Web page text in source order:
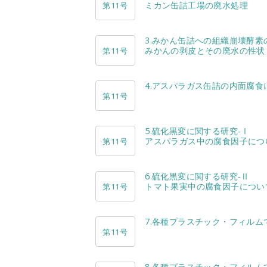
第11号
ミカン缶詰工場の廃水処理
第11号
3.みかん缶詰への組織崩壊酵素
みかんの剥皮とその廃水の性状
第11号
4.アスパラガス缶詰の内面腐食
第11号
5.硫化黒変に関する研究-Ⅰ
アスパラガス中の腐食因子に
第11号
6.硫化黒変に関する研究-Ⅱ
トマト果実中の腐食因子につ
第11号
7.各種プラスチック・フィル